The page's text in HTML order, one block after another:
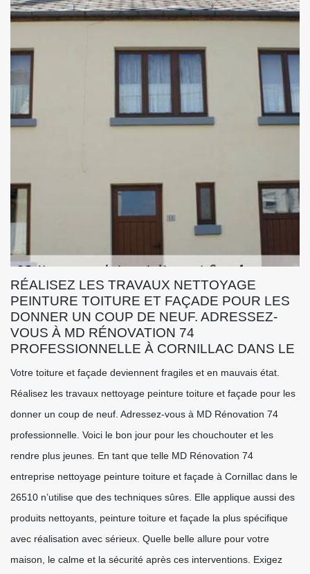
RÉALISEZ LES TRAVAUX NETTOYAGE
PEINTURE TOITURE ET FAÇADE POUR LES
DONNER UN COUP DE NEUF. ADRESSEZ-
VOUS À MD RÉNOVATION 74
PROFESSIONNELLE À CORNILLAC DANS LE
Votre toiture et façade deviennent fragiles et en mauvais état.
Réalisez les travaux nettoyage peinture toiture et façade pour les
donner un coup de neuf. Adressez-vous à MD Rénovation 74
professionnelle. Voici le bon jour pour les chouchouter et les
rendre plus jeunes. En tant que telle MD Rénovation 74
entreprise nettoyage peinture toiture et façade à Cornillac dans le
26510 n’utilise que des techniques sûres. Elle applique aussi des
produits nettoyants, peinture toiture et façade la plus spécifique
avec réalisation avec sérieux. Quelle belle allure pour votre
maison, le calme et la sécurité après ces interventions. Exigez